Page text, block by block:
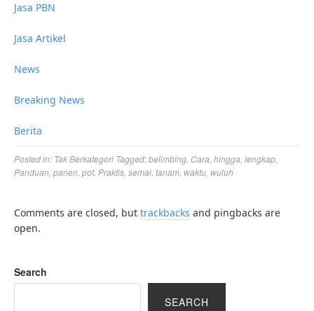
Jasa PBN
Jasa Artikel
News
Breaking News
Berita
Posted in: Tak Berkategori Tagged:belimbing Cara hingga lengkap
Panduan panen pot, Praktis semai tanam waktu wuluh
Comments are closed, but trackbacks and pingbacks are
open.
Search
SEARCH